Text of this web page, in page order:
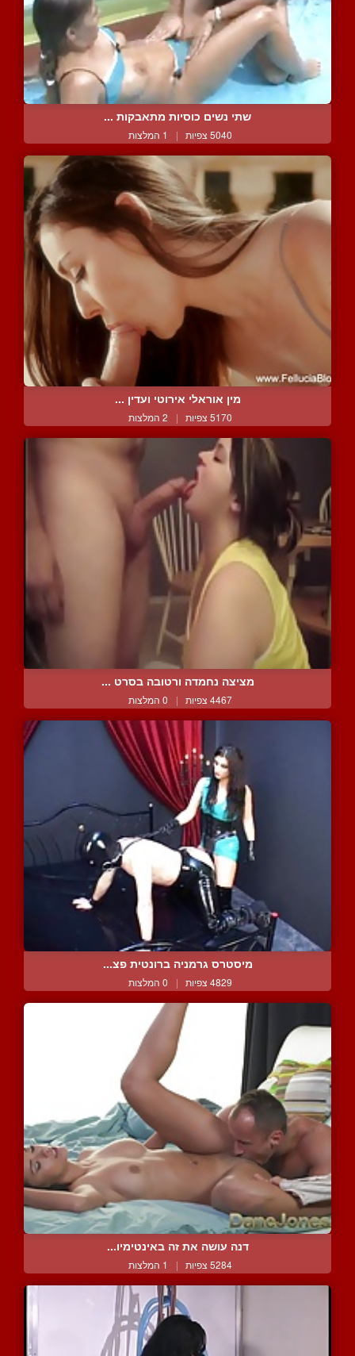
שתי נשים כוסיות מתאבקות ...
5040 צפיות | 1 המלצות
מין אוראלי אירוטי ועדין ...
5170 צפיות | 2 המלצות
מציצה נחמדה ורטובה בסרט ...
4467 צפיות | 0 המלצות
מיסטרס גרמניה ברונטית פצ...
4829 צפיות | 0 המלצות
דנה עושה את זה באינטימיו...
5284 צפיות | 1 המלצות